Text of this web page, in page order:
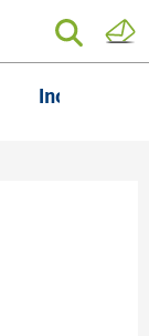
Inchieste